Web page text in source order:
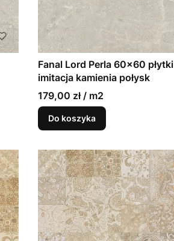
Fanal Lord Perla 60x60 płytki
imitacja kamienia połysk
179,00 zł / m2
Do koszyka